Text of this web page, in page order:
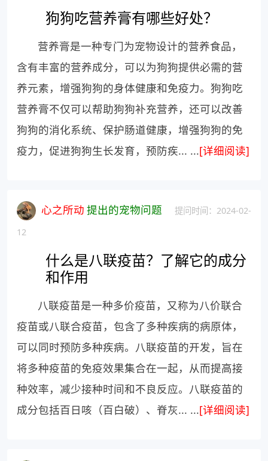
狗狗吃营养膏有哪些好处？
营养膏是一种专门为宠物设计的营养食品，
含有丰富的营养成分，可以为狗狗提供必需的营
养元素，增强狗狗的身体健康和免疫力。狗狗吃
营养膏不仅可以帮助狗狗补充营养，还可以改善
狗狗的消化系统、保护肠道健康，增强狗狗的免
疫力，促进狗狗生长发育，预防疾... ...[详细阅读]
心之所动 提出的宠物问题
提问时间：2024-02-
12
什么是八联疫苗？了解它的成分
和作用
八联疫苗是一种多价疫苗，又称为八价联合
疫苗或八联合疫苗，包含了多种疾病的病原体，
可以同时预防多种疾病。八联疫苗的开发，旨在
将多种疫苗的免疫效果集合在一起，从而提高接
种效率，减少接种时间和不良反应。八联疫苗的
成分包括百日咳（百白破）、脊灰... ...[详细阅读]